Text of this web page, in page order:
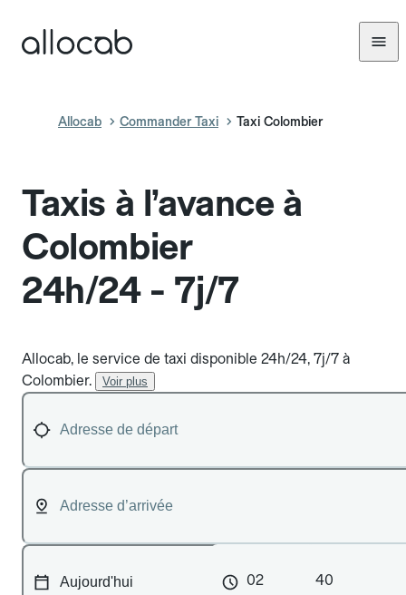
Allocab Commander Taxi Taxi Colombier
Taxis à l’avance à
Colombier
24h/24 - 7j/7
Allocab, le service de taxi disponible 24h/24, 7j/7 à
Colombier.
Voir plus
02 40